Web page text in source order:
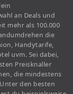
an Deals und
mehr als 100.000
die
Handytarife,
uvm. Sei dabei,
Preisknaller
die mindestens
den besten